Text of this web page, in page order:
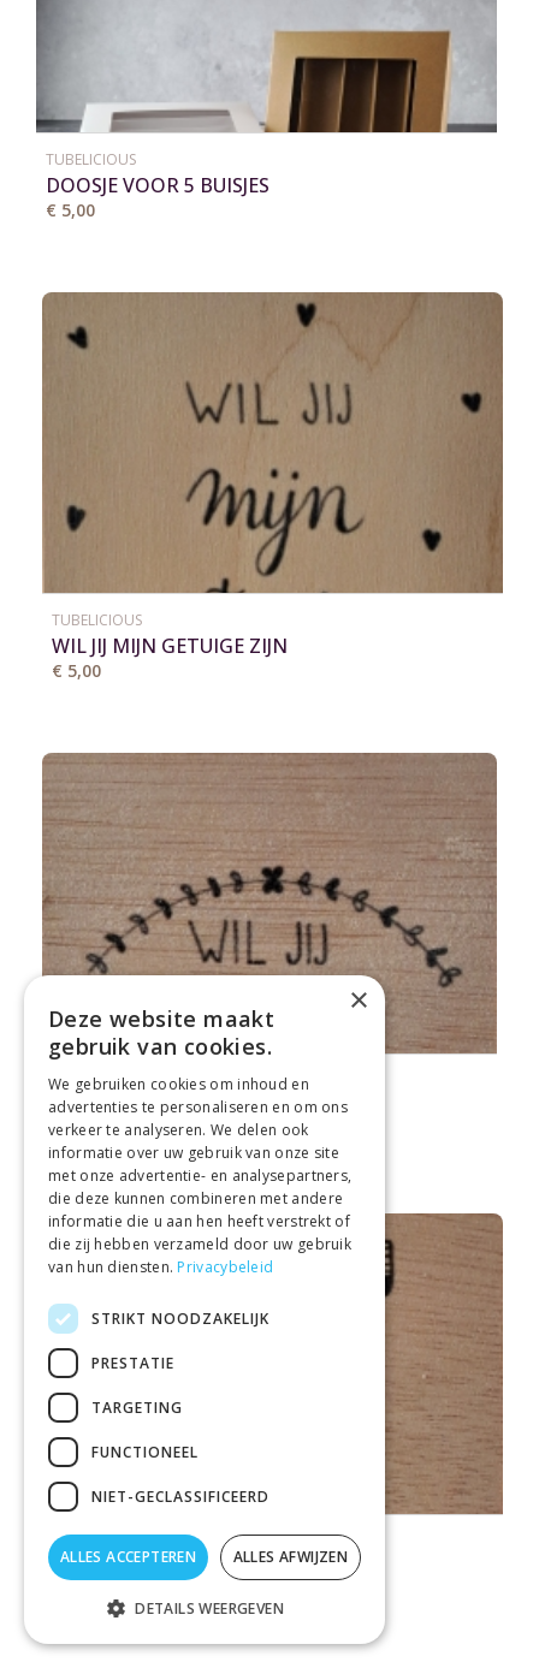
TUBELICIOUS
DOOSJE VOOR 5 BUISJES
€ 5,00
TUBELICIOUS
WIL JIJ MIJN GETUIGE ZIJN
€ 5,00
TUBELICIOUS
WIL JIJ MIJN METER ZIJN
€ 5,00
TUBELICIOUS
WIL JIJ MIJN PETER ZIJN
×
Deze website maakt
gebruik van cookies.
We gebruiken cookies om inhoud en
advertenties te personaliseren en om ons
verkeer te analyseren. We delen ook
informatie over uw gebruik van onze site
met onze advertentie- en analysepartners,
die deze kunnen combineren met andere
informatie die u aan hen heeft verstrekt of
die zij hebben verzameld door uw gebruik
van hun diensten. Privacybeleid
STRIKT NOODZAKELIJK
PRESTATIE
TARGETING
FUNCTIONEEL
NIET-GECLASSIFICEERD
ALLES ACCEPTEREN ALLES AFWIJZEN
DETAILS WEERGEVEN